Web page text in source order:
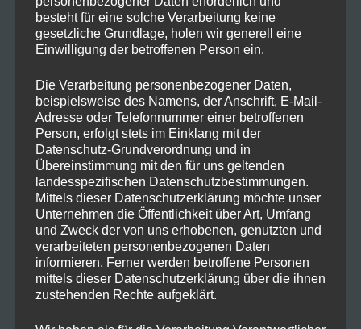
BeiMedia MarktundSaturnbekommt ihr
bis zum 13.02.23 die Nintendo switch
OLED Zum Bestpreis von 285,71€
besteht für eine solche Verarbeitung keine
gesetzliche Grundlage, holen wir generell eine
Einwilligung der betroffenen Person ein.
Die Verarbeitung personenbezogener Daten,
beispielsweise des Namens, der Anschrift, E-Mail-
Adresse oder Telefonnummer einer betroffenen
Person, erfolgt stets im Einklang mit der
Datenschutz-Grundverordnung und in
Übereinstimmung mit den für uns geltenden
landesspezifischen Datenschutzbestimmungen.
Mittels dieser Datenschutzerklärung möchte unser
Unternehmen die Öffentlichkeit über Art, Umfang
und Zweck der von uns erhobenen, genutzten und
verarbeiteten personenbezogenen Daten
informieren. Ferner werden betroffene Personen
mittels dieser Datenschutzerklärung über die ihnen
zustehenden Rechte aufgeklärt.